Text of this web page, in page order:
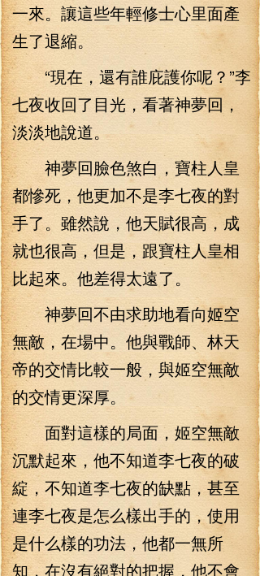
一來。讓這些年輕修士心里面產
生了退縮。
“現在，還有誰庇護你呢？”李
七夜收回了目光，看著神夢回，
淡淡地說道。
神夢回臉色煞白，寶柱人皇
都慘死，他更加不是李七夜的對
手了。雖然說，他天賦很高，成
就也很高，但是，跟寶柱人皇相
比起來。他差得太遠了。
神夢回不由求助地看向姬空
無敵，在場中。他與戰師、林天
帝的交情比較一般，與姬空無敵
的交情更深厚。
面對這樣的局面，姬空無敵
沉默起來，他不知道李七夜的破
綻，不知道李七夜的缺點，甚至
連李七夜是怎么樣出手的，使用
是什么樣的功法，他都一無所
知，在沒有絕對的把握，他不會